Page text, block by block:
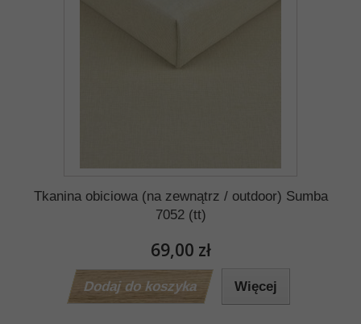
Tkanina obiciowa (na zewnątrz / outdoor) Sumba
7052 (tt)
69,00 zł
Dodaj do koszyka Więcej